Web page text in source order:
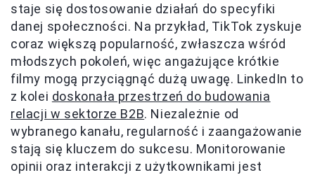
staje się dostosowanie działań do specyfiki
danej społeczności. Na przykład, TikTok zyskuje
coraz większą popularność, zwłaszcza wśród
młodszych pokoleń, więc angażujące krótkie
filmy mogą przyciągnąć dużą uwagę. LinkedIn to
z kolei doskonała przestrzeń do budowania
relacji w sektorze B2B. Niezależnie od
wybranego kanału, regularność i zaangażowanie
stają się kluczem do sukcesu. Monitorowanie
opinii oraz interakcji z użytkownikami jest